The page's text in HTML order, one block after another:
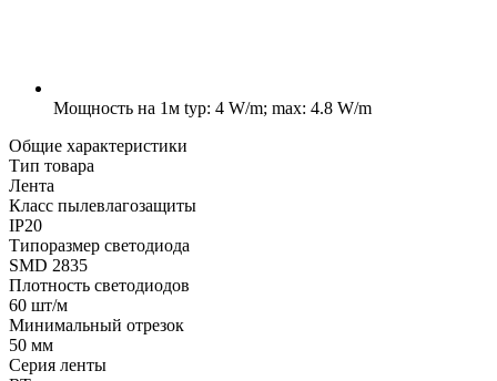
Мощность на 1м typ: 4 W/m; max: 4.8 W/m
Общие характеристики
Тип товара
Лента
Класс пылевлагозащиты
IP20
Типоразмер светодиода
SMD 2835
Плотность светодиодов
60 шт/м
Минимальный отрезок
50 мм
Серия ленты